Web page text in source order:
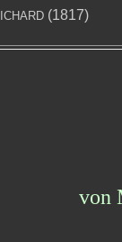
ICHARD (1817)
von